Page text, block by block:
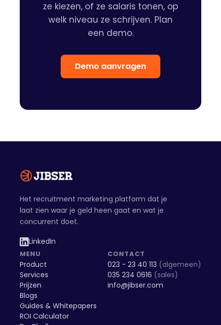
ze kiezen, of ze salaris tonen, op
welk niveau ze schrijven. Plan
een demo.
Demo aanvragen
Het recruitment marketing platform dat je
laat zien waar je geld heen gaat en wat je
concurrent doet.
LinkedIn
MENU
Product
Services
Prijzen
Blogs
Guides & Whitepapers
ROI Calculator
CONTACT
023 - 23 40 113 (algemeen)
035 234 0616 (sales)
info@jibser.com